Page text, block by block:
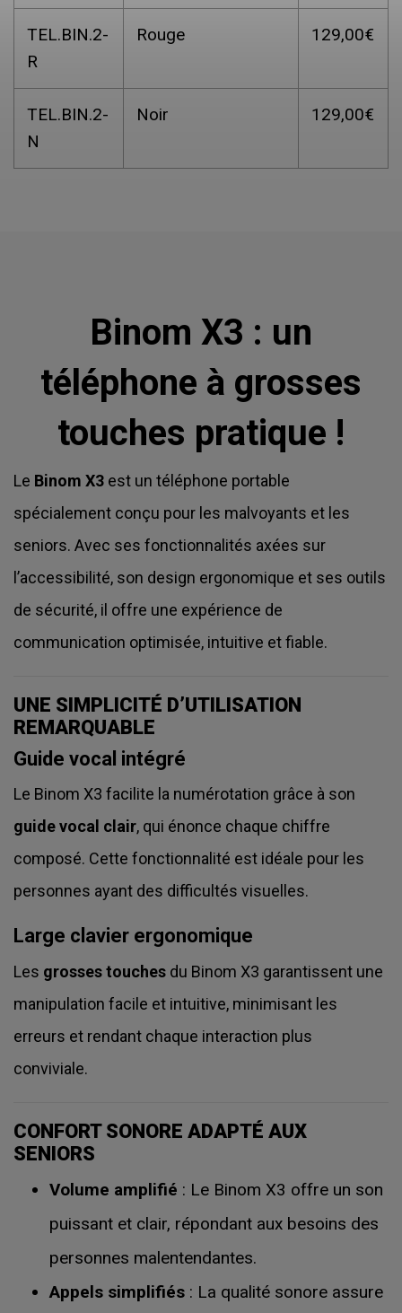
TEL.BIN.2-
R
Rouge 129,00€
TEL.BIN.2-
N
Noir 129,00€
Binom X3 : un
téléphone à grosses
touches pratique !
Le Binom X3 est un téléphone portable
spécialement conçu pour les malvoyants et les
seniors. Avec ses fonctionnalités axées sur
l’accessibilité, son design ergonomique et ses outils
de sécurité, il offre une expérience de
communication optimisée, intuitive et fiable.
UNE SIMPLICITÉ D’UTILISATION
REMARQUABLE
Guide vocal intégré
Le Binom X3 facilite la numérotation grâce à son
guide vocal clair, qui énonce chaque chiffre
composé. Cette fonctionnalité est idéale pour les
personnes ayant des difficultés visuelles.
Large clavier ergonomique
Les grosses touches du Binom X3 garantissent une
manipulation facile et intuitive, minimisant les
erreurs et rendant chaque interaction plus
conviviale.
CONFORT SONORE ADAPTÉ AUX
SENIORS
Volume amplifié : Le Binom X3 offre un son
puissant et clair, répondant aux besoins des
personnes malentendantes.
Appels simplifiés : La qualité sonore assure